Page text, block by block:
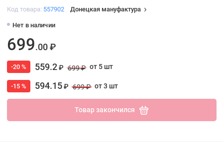
Код товара: 557902 Донецкая мануфактура
Нет в наличии
699.00 ₽
-20 % 559.2₽ 699 ₽ от 5 шт
-15 % 594.15₽ 699 ₽ от 3 шт
Товар закончился